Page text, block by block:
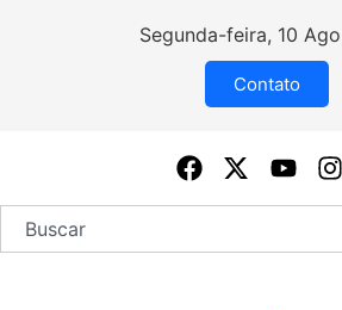
Segunda-feira, 10
Contato